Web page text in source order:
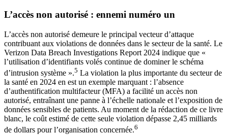
L’accès non autorisé : ennemi numéro un
L’accès non autorisé demeure le principal vecteur d’attaque
contribuant aux violations de données dans le secteur de la santé. Le
Verizon Data Breach Investigations Report 2024 indique que «
l’utilisation d’identifiants volés continue de dominer le schéma
d’intrusion système ».5 La violation la plus importante du secteur de
la santé en 2024 en est un exemple marquant : l’absence
d’authentification multifacteur (MFA) a facilité un accès non
autorisé, entraînant une panne à l’échelle nationale et l’exposition de
données sensibles de patients. Au moment de la rédaction de ce livre
blanc, le coût estimé de cette seule violation dépasse 2,45 milliards
de dollars pour l’organisation concernée.6